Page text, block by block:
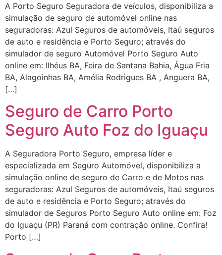
A Porto Seguro Seguradora de veículos, disponibiliza a
simulação de seguro de automóvel online nas
seguradoras: Azul Seguros de automóveis, Itaú seguros
de auto e residência e Porto Seguro; através do
simulador de seguro Automóvel Porto Seguro Auto
online em: Ilhéus BA, Feira de Santana Bahia, Água Fria
BA, Alagoinhas BA, Amélia Rodrigues BA , Anguera BA,
[…]
Seguro de Carro Porto
Seguro Auto Foz do Iguaçu
A Seguradora Porto Seguro, empresa líder e
especializada em Seguro Automóvel, disponibiliza a
simulação online de seguro de Carro e de Motos nas
seguradoras: Azul Seguros de automóveis, Itaú seguros
de auto e residência e Porto Seguro; através do
simulador de Seguros Porto Seguro Auto online em: Foz
do Iguaçu (PR) Paraná com contração online. Confira!
Porto […]